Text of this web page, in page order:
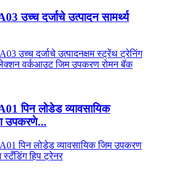
उच्च दर्जाचे उत्पादन सामर्थ्य
पिन लोडेड व्यावसायिक
उपकरणे...